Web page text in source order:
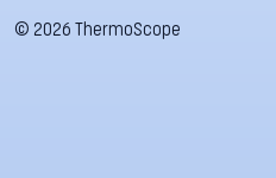
© 2026 ThermoScope